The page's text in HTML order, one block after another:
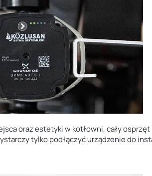
oraz estetyki w kotłowni, cały
tylko podłączyć urządzenie do